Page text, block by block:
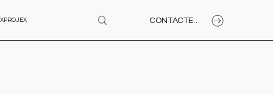
XPROJEX